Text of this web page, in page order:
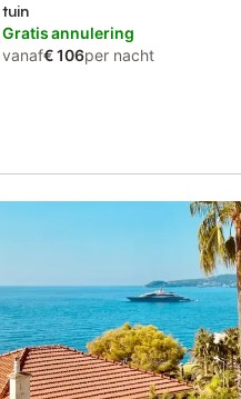
tuin
Gratis annulering
vanaf€ 106per nacht